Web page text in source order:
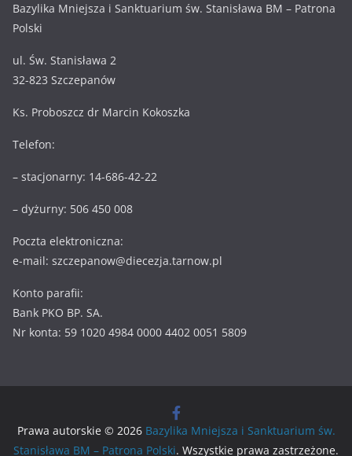
Bazylika Mniejsza i Sanktuarium św. Stanisława BM – Patrona
Polski
ul. Św. Stanisława 2
32-823 Szczepanów
Ks. Proboszcz dr Marcin Kokoszka
Telefon:
– stacjonarny: 14-686-42-22
– dyżurny: 506 450 008
Poczta elektroniczna:
e-mail: szczepanow@diecezja.tarnow.pl
Konto parafii:
Bank PKO BP. SA.
Nr konta: 59 1020 4984 0000 4402 0051 5809
Prawa autorskie © 2026 Bazylika Mniejsza i Sanktuarium św.
Stanisława BM – Patrona Polski. Wszystkie prawa zastrzeżone.